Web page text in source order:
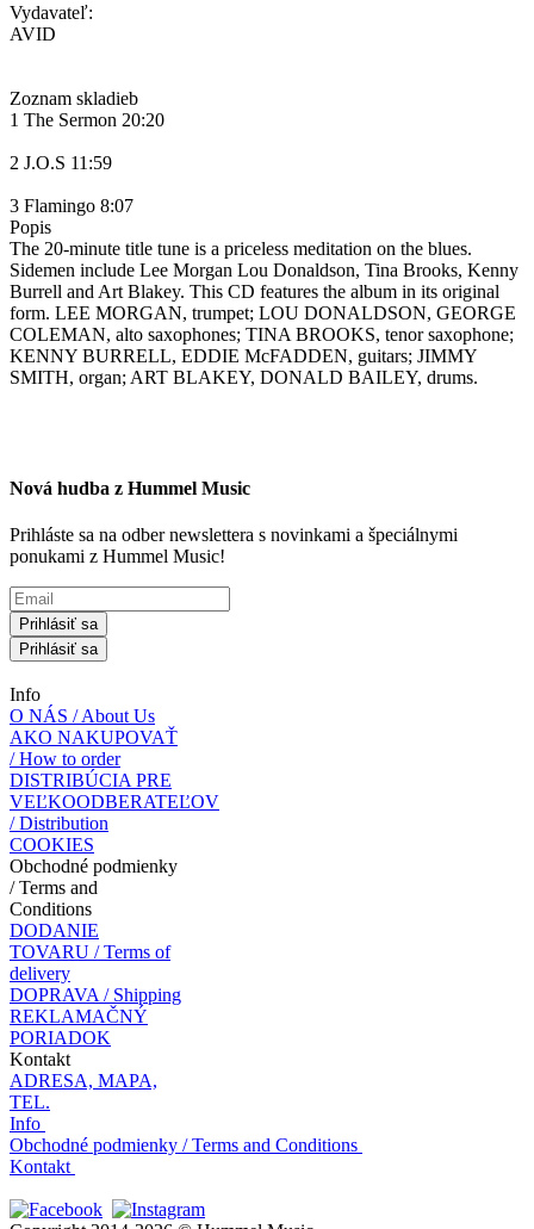
Vydavateľ:
AVID
Zoznam skladieb
1 The Sermon 20:20
2 J.O.S 11:59
3 Flamingo 8:07
Popis
The 20-minute title tune is a priceless meditation on the blues.
Sidemen include Lee Morgan Lou Donaldson, Tina Brooks, Kenny
Burrell and Art Blakey. This CD features the album in its original
form. LEE MORGAN, trumpet; LOU DONALDSON, GEORGE
COLEMAN, alto saxophones; TINA BROOKS, tenor saxophone;
KENNY BURRELL, EDDIE McFADDEN, guitars; JIMMY
SMITH, organ; ART BLAKEY, DONALD BAILEY, drums.
Nová hudba z Hummel Music
Prihláste sa na odber newslettera s novinkami a špeciálnymi
ponukami z Hummel Music!
Prihlásiť sa
Prihlásiť sa
Info
O NÁS / About Us
AKO NAKUPOVAŤ
/ How to order
DISTRIBÚCIA PRE
VEĽKOODBERATEĽOV
/ Distribution
COOKIES
Obchodné podmienky
/ Terms and
Conditions
DODANIE
TOVARU / Terms of
delivery
DOPRAVA / Shipping
REKLAMAČNÝ
PORIADOK
Kontakt
ADRESA, MAPA,
TEL.
Info
Obchodné podmienky / Terms and Conditions
Kontakt